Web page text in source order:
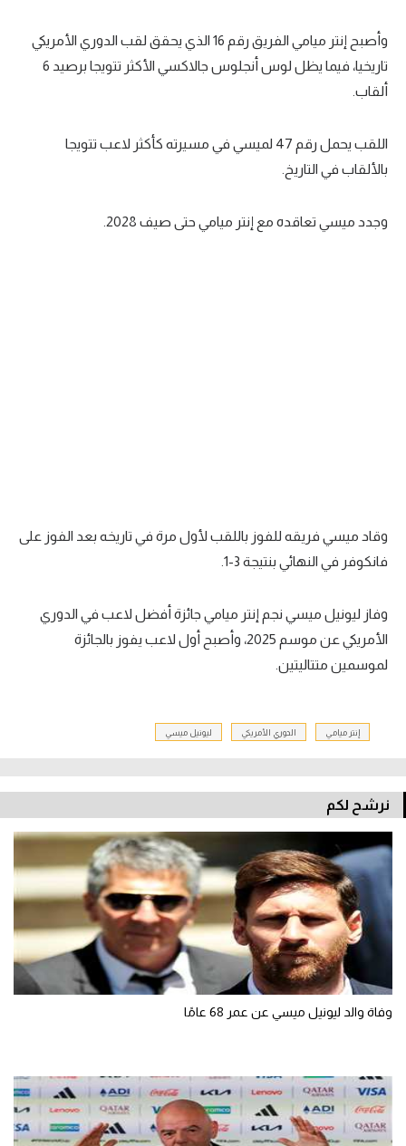
فيديو في الجول
وأصبح إنتر ميامي الفريق رقم 16 الذي يحقق لقب الدوري الأمريكي
تاريخيا، فيما يظل لوس أنجلوس جالاكسي الأكثر تتويجا برصيد 6
ألقاب.
اللقب يحمل رقم 47 لميسي في مسيرته كأكثر لاعب تتويجا
بالألقاب في التاريخ.
وجدد ميسي تعاقده مع إنتر ميامي حتى صيف 2028
.
وقاد ميسي فريقه للفوز باللقب لأول مرة في تاريخه بعد الفوز على
فانكوفر في النهائي بنتيجة 3
-
1
.
وفاز ليونيل ميسي نجم إنتر ميامي جائزة أفضل لاعب في الدوري
الأمريكي عن موسم 2025، وأصبح أول لاعب يفوز بالجائزة
لموسمين متتاليتين.
إنتر ميامي الدوري الأمريكي ليونيل ميسي
نرشح لكم
وفاة والد ليونيل ميسي عن عمر 68 عامًا